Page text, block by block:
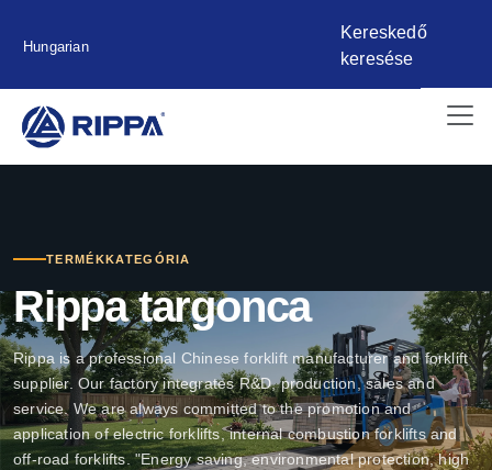
Hungarian
Kereskedő
keresése
TERMÉKKATEGÓRIA
Rippa targonca
Rippa is a professional Chinese forklift manufacturer and forklift
supplier. Our factory integrates R&D, production, sales and
service. We are always committed to the promotion and
application of electric forklifts, internal combustion forklifts and
off-road forklifts. "Energy saving, environmental protection, high